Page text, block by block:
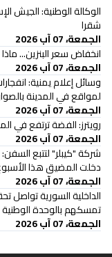
الوكالة الوطنية: الجيش
شقرا
الجمعة، 07 آب 2026
انخفاض سعر البنزين...
الجمعة، 07 آب 2026
وسائل إعلام يمنية:
لمواقع في المدينة
الجمعة، 07 آب 2026
رويترز: الفضة ترتفع في المعاملات الفورية
الجمعة، 07 آب 2026
دخلت المضيق هذا
الجمعة، 07 آب 2026
الداخلية السورية تواصل
تمسكهم بالوحدة الوطنية
الجمعة، 07 آب 2026